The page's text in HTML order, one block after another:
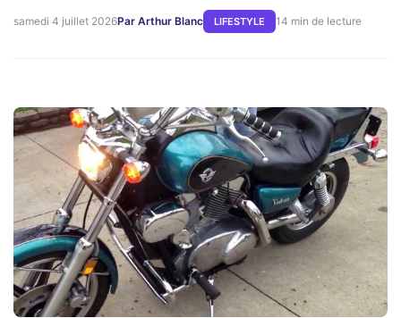
samedi 4 juillet 2026Par Arthur Blanc LIFESTYLE 14 min de lecture